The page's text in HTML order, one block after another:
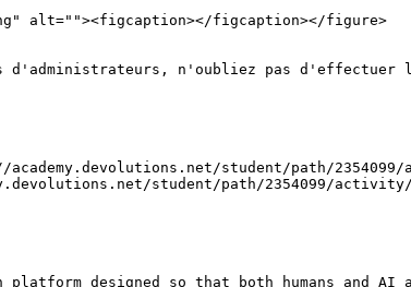
alt=""><figcaption></figcaption></figure>
d'administrateurs, n'oubliez pas
student/path/2354099/
student/path/2354099/activity/
designed so that both humans and AI